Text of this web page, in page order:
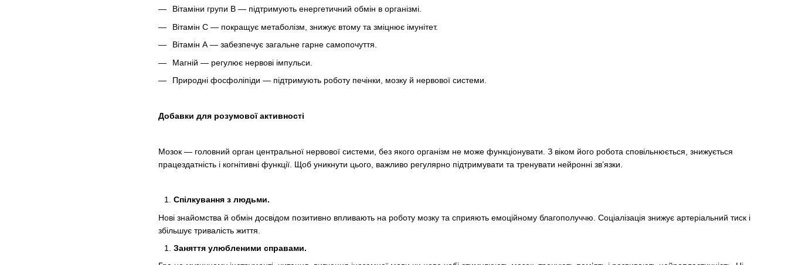
Вітаміни групи В — підтримують енергетичний обмін в організмі.
Вітамін С — покращує метаболізм, знижує втому та зміцнює імунітет.
Вітамін А — забезпечує загальне гарне самопочуття.
Магній — регулює нервові імпульси.
Природні фосфоліпіди — підтримують роботу печінки, мозку й нервової системи.
Добавки для розумової активності
Мозок — головний орган центральної нервової системи, без якого організм не може функціонувати. З віком його робота сповільнюється, знижується
працездатність і когнітивні функції. Щоб уникнути цього, важливо регулярно підтримувати та тренувати нейронні зв’язки.
Спілкування з людьми.
Нові знайомства й обмін досвідом позитивно впливають на роботу мозку та сприяють емоційному благополуччю. Соціалізація знижує артеріальний тиск і
збільшує тривалість життя.
Заняття улюбленими справами.